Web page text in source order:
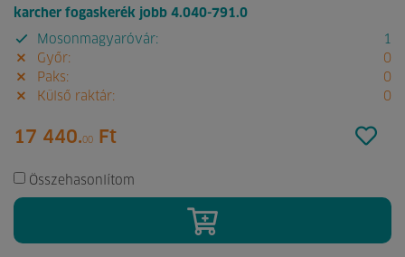
karcher fogaskerék jobb 4.040-791.0
Mosonmagyaróvár:
1
Győr:
0
Paks:
0
Külső raktár:
0
17 440.00 Ft
Összehasonlítom